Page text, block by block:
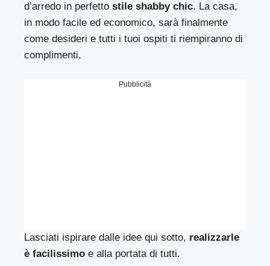
d’arredo in perfetto stile shabby chic. La casa,
in modo facile ed economico, sarà finalmente
come desideri e tutti i tuoi ospiti ti riempiranno di
complimenti.
Pubblicità
Lasciati ispirare dalle idee qui sotto, realizzarle
è facilissimo e alla portata di tutti.